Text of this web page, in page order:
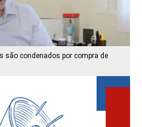
são condenados por compra de